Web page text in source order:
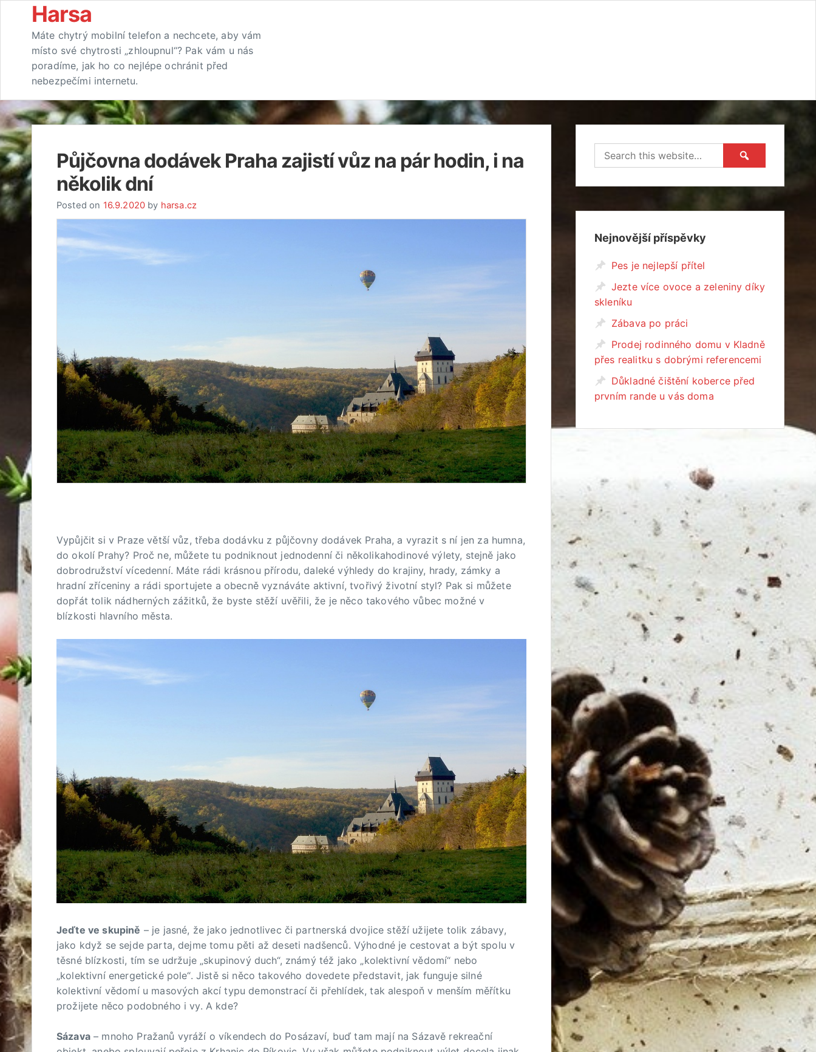
content
Harsa
Máte chytrý mobilní telefon a nechcete, aby vám
místo své chytrosti „zhloupnul“? Pak vám u nás
poradíme, jak ho co nejlépe ochránit před
nebezpečími internetu.
Půjčovna dodávek Praha zajistí vůz na pár hodin, i na
několik dní
Posted on 16.9.2020 by harsa.cz
Vypůjčit si v Praze větší vůz, třeba dodávku z půjčovny dodávek Praha, a vyrazit s ní jen za humna,
do okolí Prahy? Proč ne, můžete tu podniknout jednodenní či několikahodinové výlety, stejně jako
dobrodružství vícedenní. Máte rádi krásnou přírodu, daleké výhledy do krajiny, hrady, zámky a
hradní zříceniny a rádi sportujete a obecně vyznáváte aktivní, tvořivý životní styl? Pak si můžete
dopřát tolik nádherných zážitků, že byste stěží uvěřili, že je něco takového vůbec možné v
blízkosti hlavního města.
Jeďte ve skupině – je jasné, že jako jednotlivec či partnerská dvojice stěží užijete tolik zábavy,
jako když se sejde parta, dejme tomu pěti až deseti nadšenců. Výhodné je cestovat a být spolu v
těsné blízkosti, tím se udržuje „skupinový duch“, známý též jako „kolektivní vědomí“ nebo
„kolektivní energetické pole“. Jistě si něco takového dovedete představit, jak funguje silné
kolektivní vědomí u masových akcí typu demonstrací či přehlídek, tak alespoň v menším měřítku
prožijete něco podobného i vy. A kde?
Sázava– mnoho Pražanů vyráží o víkendech do Posázaví, buď tam mají na Sázavě rekreační
Nejnovější příspěvky
Pes je nejlepší přítel
Jezte více ovoce a zeleniny díky
skleníku
Zábava po práci
Prodej rodinného domu v Kladně
přes realitku s dobrými referencemi
Důkladné čištění koberce před
prvním rande u vás doma